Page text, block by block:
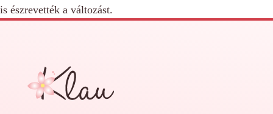
is észrevették a változást.